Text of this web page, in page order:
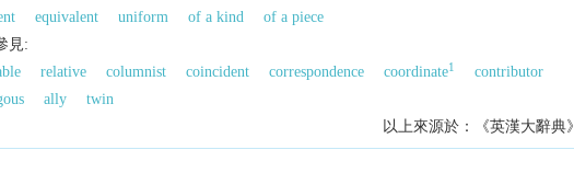
equivalent uniform of a kind
of a piece
見:
relative columnist coincident correspondence coordinate1
contributor
ally
twin
以上來源於：《英漢大辭典》